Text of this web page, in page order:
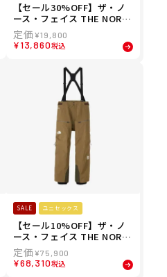
【セール30%OFF】ザ・ノ
ース・フェイス THE NORT
H FACE スノボー スノボ ス
ノーボード ウェア スウェッ
ト トレーナー レイバック ク
511-AG メンズ レディース
ユニセックス 25-26
¥19,800
¥13,860税込
SALE ユニセックス
【セール10%OFF】ザ・ノ
ース・フェイス THE NORT
H FACE スノボー スノボ ス
ノーボード ウェア パンツ R
TG ゴアテックス パンツ RT
¥75,900
¥68,310税込